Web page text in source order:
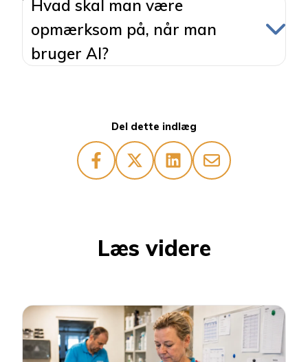
Hvad skal man være
opmærksom på, når man
bruger AI?
Del dette indlæg
Læs videre